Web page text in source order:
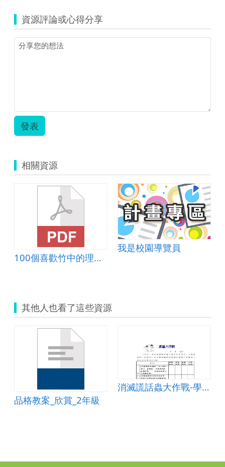
案-
生
資源評論或心得分享
發表
相關資源
100個喜歡竹中的理由(攝影篇)
我是校園導覽員
其他人也看了這些資源
品格教案_欣賞_2年級
消滅謊話蟲大作戰-學習單